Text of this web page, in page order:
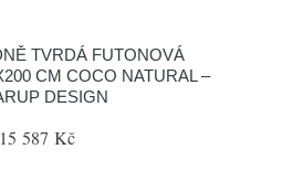
TVRDÁ FUTONOVÁ
CM COCO NATURAL –
DESIGN
15 587 Kč